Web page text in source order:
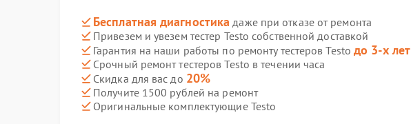
Бесплатная диагностика даже при отказе от ремонта
Привезем и увезем тестер Testo собственной доставкой
Гарантия на наши работы по ремонту тестеров Testo до 3-х лет
Срочный ремонт тестеров Testo в течении часа
Скидка для вас до 20%
Получите 1500 рублей на ремонт
Оригинальные комплектующие Testo